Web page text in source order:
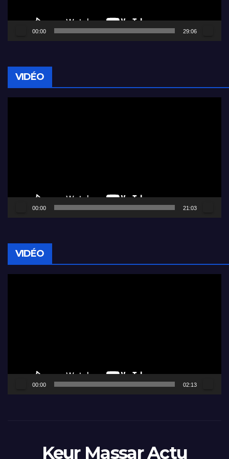
00:00 29:06
VIDÉO
00:00 21:03
VIDÉO
00:00 02:13
Keur Massar Actu